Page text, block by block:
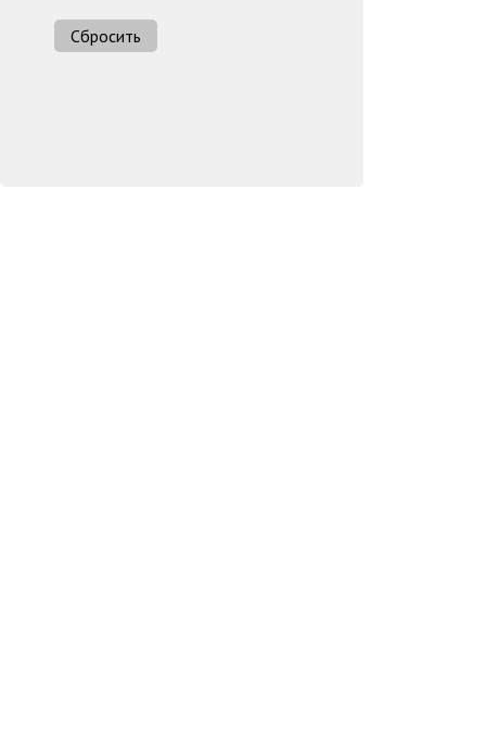
Сбросить